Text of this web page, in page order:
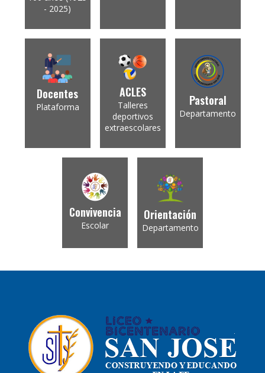
- 2025)
Docentes
Plataforma
ACLES
Talleres
deportivos
extraescolares
Pastoral
Departamento
Convivencia
Escolar
Orientación
Departamento